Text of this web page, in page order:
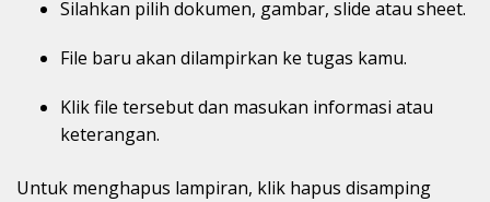
Silahkan pilih dokumen, gambar, slide atau sheet.
File baru akan dilampirkan ke tugas kamu.
Klik file tersebut dan masukan informasi atau
keterangan.
Untuk menghapus lampiran, klik hapus disamping